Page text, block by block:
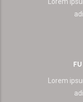
Lorem
Lorem